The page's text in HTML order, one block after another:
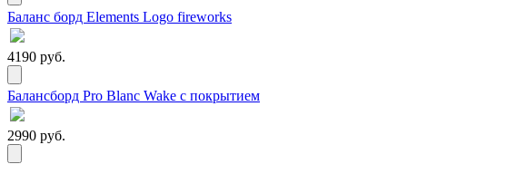
Баланс борд Elements Logo fireworks
4190 руб.
Балансборд Pro Blanc Wake с покрытием
2990 руб.